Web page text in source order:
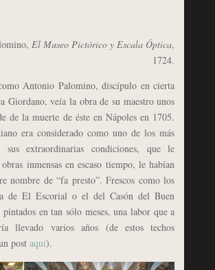
El Museo Pictórico y Escala Óptica,
1724.
Antonio Palomino, discípulo en cierta
Giordano, veía la obra de su maestro unos
de la muerte de éste en Nápoles en 1705.
era considerado como uno de los más
sus extraordinarias condiciones, que le
inmensas en escaso tiempo, le habían
nombre de “fa presto”. Frescos como los
de El Escorial o el del Casón del Buen
en tan sólo meses, una labor que a
llevado varios años (de estos techos
post aquí).